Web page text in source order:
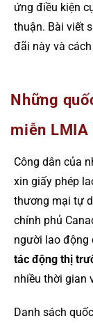
ứng điều kiện
thuận. Bài viết
đãi này và
Những
miễn LMIA
Công dân của
xin giấy phép
thương mại tự
chính phủ
người lao động
tác động thị
nhiều thời gian
Danh sách